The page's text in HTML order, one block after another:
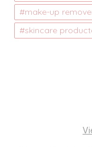
make-up
skincare